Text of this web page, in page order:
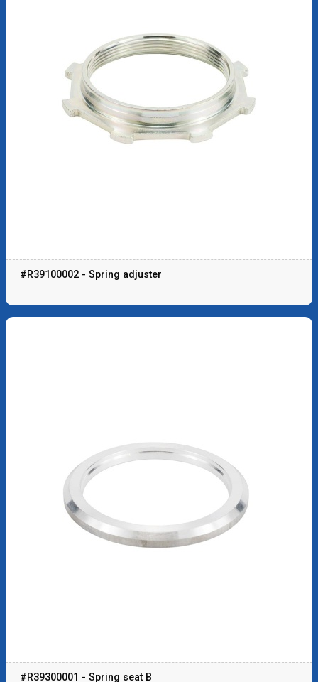
#R39100002 - Spring adjuster
#R39300001 - Spring seat B